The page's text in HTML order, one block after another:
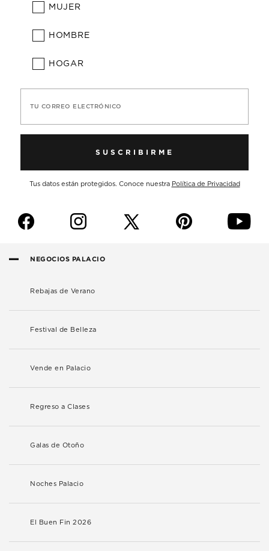
MUJER
HOMBRE
HOGAR
TU CORREO ELECTRÓNICO
SUSCRIBIRME
Tus datos están protegidos. Conoce nuestra Política de Privacidad
f i p y
NEGOCIOS PALACIO
Rebajas de Verano
Festival de Belleza
Vende en Palacio
Regreso a Clases
Galas de Otoño
Noches Palacio
El Buen Fin 2026